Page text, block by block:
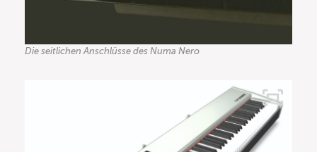
Die seitlichen Anschlüsse des Numa Nero